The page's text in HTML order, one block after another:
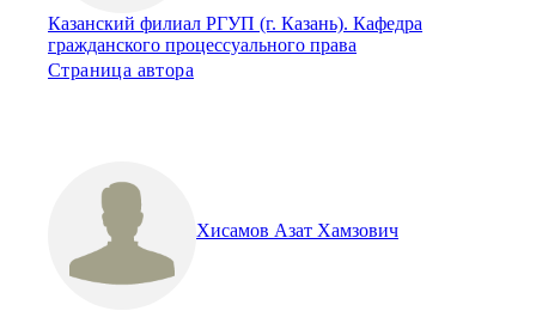
Казанский филиал РГУП (г. Казань). Кафедра
гражданского процессуального права
Страница автора
Хисамов Азат Хамзович